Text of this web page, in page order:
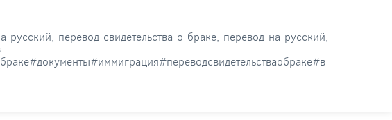
перевод свидетельства о браке, перевод на русский,